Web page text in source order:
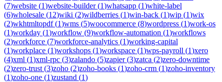
(7)website (1)website-builder(1)whatsapp (1)white-label
(6)wholesale (12)wiki (2)wildberries (1)win-back (1)wip (1)wix
(2)wkhtmltopdf(1)wms (5)woocommerce (8)wordpress (1)work-os
(1)workday (1)workflow (9)workflow-automation (1)workflows
(2)workforce (7)workforce-analytics (1)working-capital
(1)workplace (1)workshops (1)workspace (1)wps-payroll (1)xero
(4)xml (1)xml-rpc (3)zalando (5)zapier(3)zatca (2)zero-downtime
(2)zero-trust (3)zoho (2)zoho-books (1)zoho-crm (1)zoho-inventory
(1)zoho-one (1)zustand (1)